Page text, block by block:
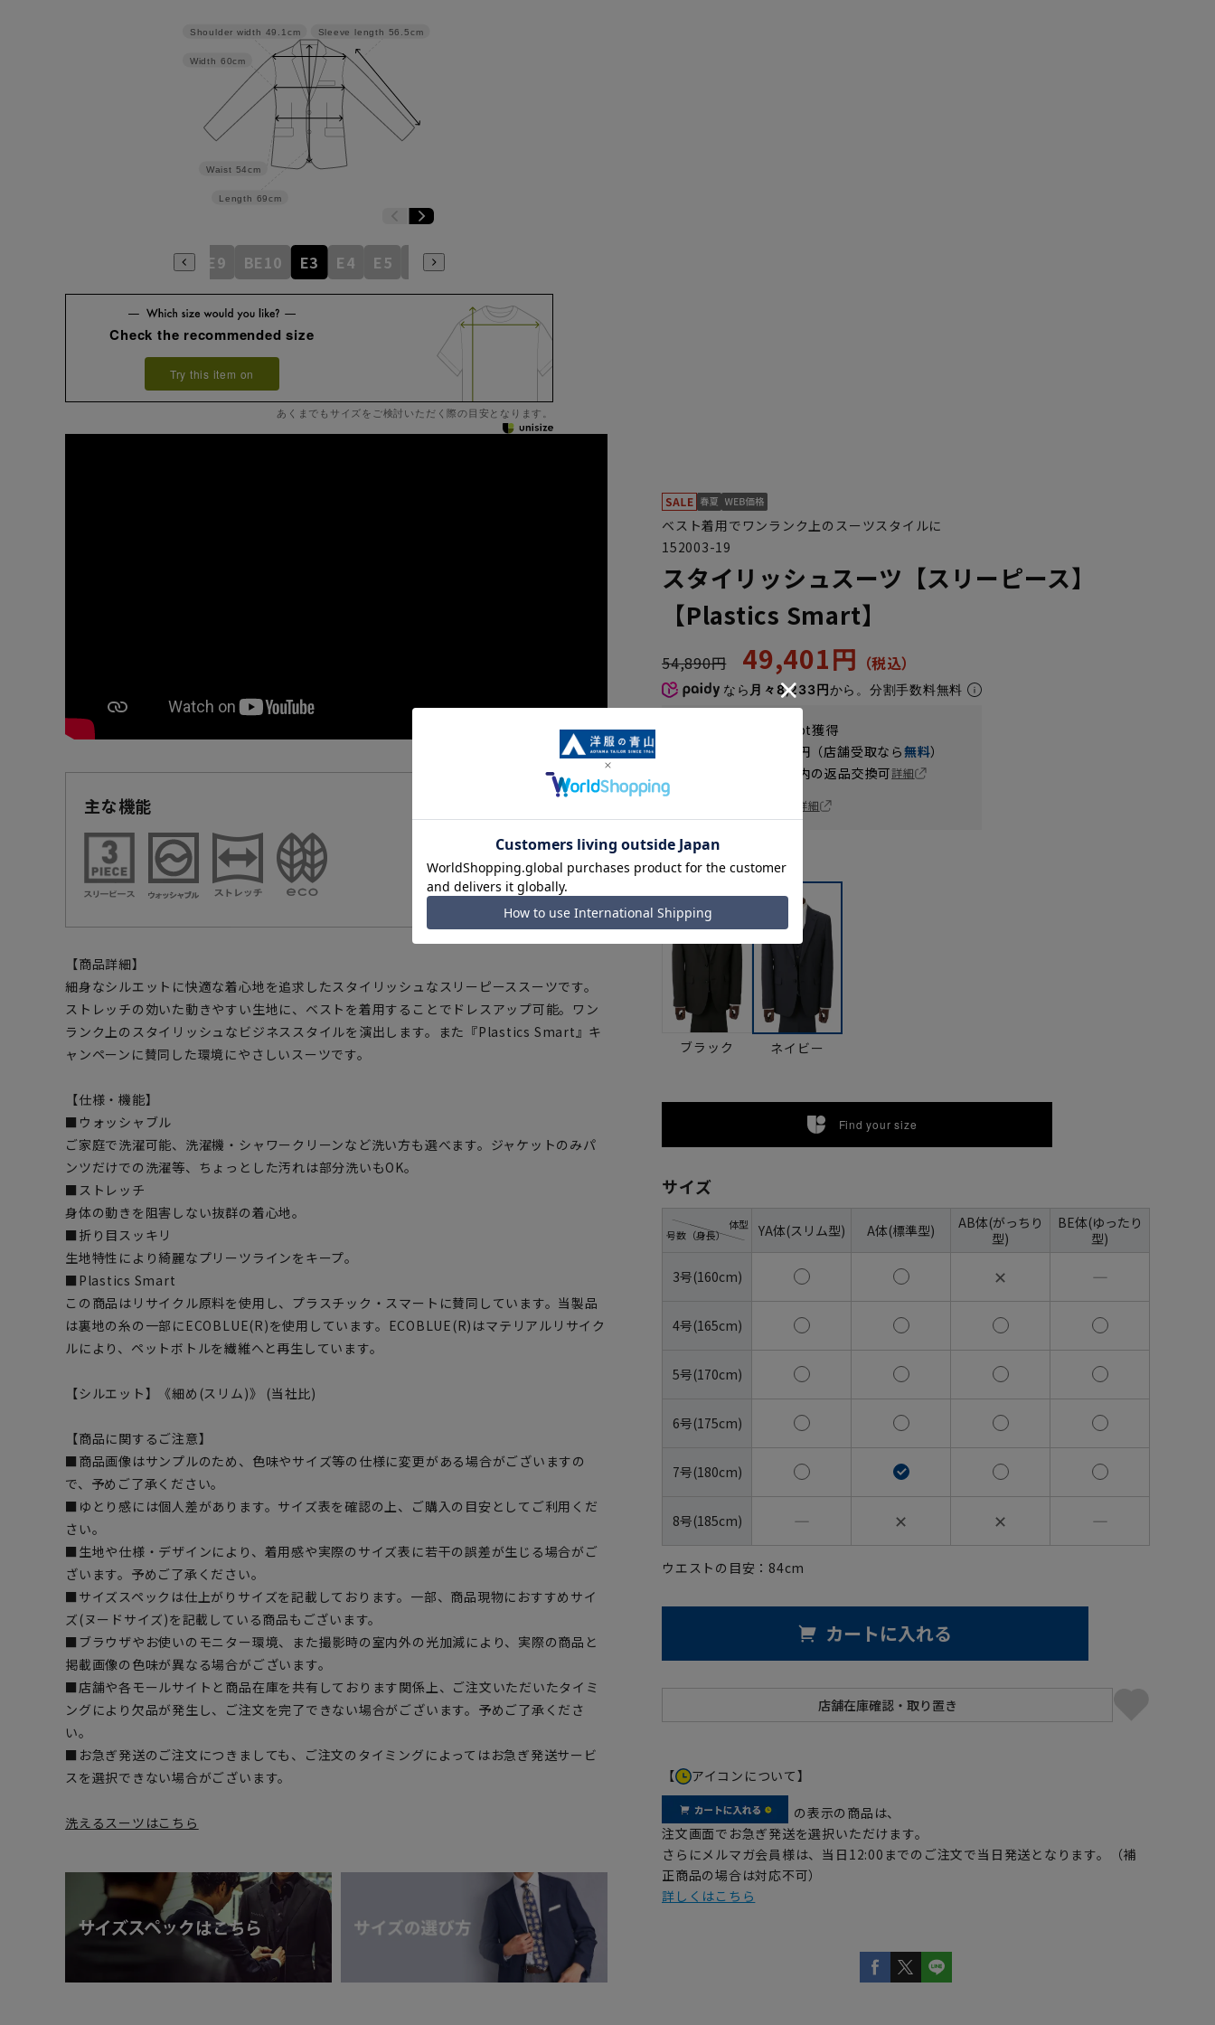
Sleeve length 56.5cm
Length 69cm
Waist 54cm
Width 60cm
Shoulder width 49.1cm
BE8 BE9 BE10 E3 E4 E5 E6
Check the recommended size
Try this item on
あくまでもサイズをご検討いただく際の目安となります。
主な機能
【商品詳細】
細身なシルエットに快適な着心地を追求したスタイリッシュなスリーピーススーツです。
ストレッチの効いた動きやすい生地に、ベストを着用することでドレスアップ可能。ワン
ランク上のスタイリッシュなビジネススタイルを演出します。また『Plastics Smart』キ
ャンペーンに賛同した環境にやさしいスーツです。
【仕様・機能】
■ウォッシャブル
ご家庭で洗濯可能、洗濯機・シャワークリーンなど洗い方も選べます。ジャケットのみパ
ンツだけでの洗濯等、ちょっとした汚れは部分洗いもOK。
■ストレッチ
身体の動きを阻害しない抜群の着心地。
■折り目スッキリ
生地特性により綺麗なプリーツラインをキープ。
■Plastics Smart
この商品はリサイクル原料を使用し、プラスチック・スマートに賛同しています。当製品
は裏地の糸の一部にECOBLUE(R)を使用しています。ECOBLUE(R)はマテリアルリサイク
ルにより、ペットボトルを繊維へと再生しています。
【シルエット】《細め(スリム)》 (当社比)
【商品に関するご注意】
■商品画像はサンプルのため、色味やサイズ等の仕様に変更がある場合がございますの
で、予めご了承ください。
■ゆとり感には個人差があります。サイズ表を確認の上、ご購入の目安としてご利用くだ
さい。
■生地や仕様・デザインにより、着用感や実際のサイズ表に若干の誤差が生じる場合がご
ざいます。予めご了承ください。
■サイズスペックは仕上がりサイズを記載しております。一部、商品現物におすすめサイ
ズ(ヌードサイズ)を記載している商品もございます。
■ブラウザやお使いのモニター環境、また撮影時の室内外の光加減により、実際の商品と
掲載画像の色味が異なる場合がございます。
■店舗や各モールサイトと商品在庫を共有しております関係上、ご注文いただいたタイミ
ングにより欠品が発生し、ご注文を完了できない場合がございます。予めご了承くださ
い。
■お急ぎ発送のご注文につきましても、ご注文のタイミングによってはお急ぎ発送サービ
スを選択できない場合がございます。
洗えるスーツはこちら
ベスト着用でワンランク上のスーツスタイルに
152003-19
スタイリッシュスーツ【スリーピース】
【Plastics Smart】
54,890円 49,401円
なら 月々8,233円から。分割手数料無料
pt獲得
円（店舗受取なら無料）
日以内の返品交換可詳細
詳細
カラー
ブラック ネイビー
Find your size
サイズ
号数（身長）
体型 YA体(スリム型) A体(標準型)
AB体(がっちり
型)
BE体(ゆったり
型)
3号(160cm) ✕ ―
4号(165cm)
5号(170cm)
6号(175cm)
7号(180cm)
8号(185cm) ― ✕ ✕ ―
ウエストの目安： 84cm
カートに入れる
【 アイコンについて】
の表示の商品は、
注文画面でお急ぎ発送を選択いただけます。
さらにメルマガ会員様は、当日12:00までのご注文で当日発送となります。（補
正商品の場合は対応不可）
詳しくはこちら